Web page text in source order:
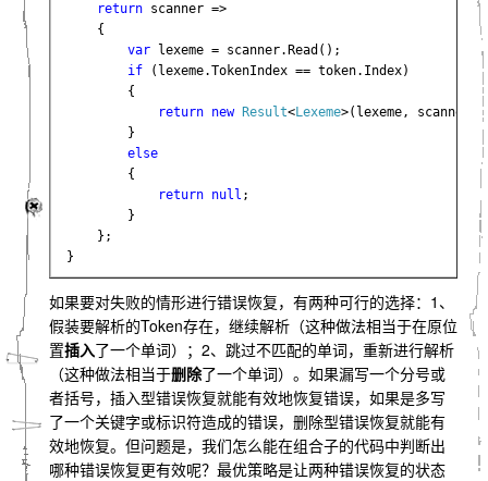
return scanner =>
    {
var
lexeme = scanner.Read();
if
(lexeme.TokenIndex == token.Index)
        {
return new Result<Lexeme>(lexeme, scanner);
        }
else
{
return null ;
        }
    };
}
如果要对失败的情形进行错误恢复，有两种可行的选择：1、
假装要解析的Token存在，继续解析（这种做法相当于在原位
置插入了一个单词）；2、跳过不匹配的单词，重新进行解析
（这种做法相当于删除了一个单词）。如果漏写一个分号或
者括号，插入型错误恢复就能有效地恢复错误，如果是多写
了一个关键字或标识符造成的错误，删除型错误恢复就能有
效地恢复。但问题是，我们怎么能在组合子的代码中判断出
哪种错误恢复更有效呢？最优策略是让两种错误恢复的状态